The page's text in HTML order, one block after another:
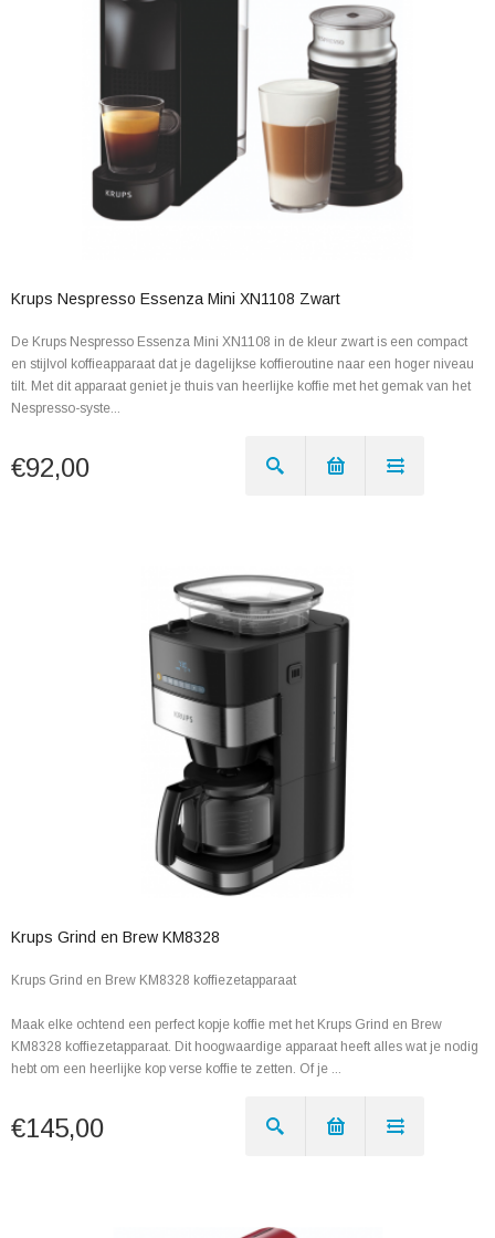
Krups Nespresso Essenza Mini XN1108 Zwart
De Krups Nespresso Essenza Mini XN1108 in de kleur zwart is een compact
en stijlvol koffieapparaat dat je dagelijkse koffieroutine naar een hoger niveau
tilt. Met dit apparaat geniet je thuis van heerlijke koffie met het gemak van het
Nespresso-syste...
€92,00
Krups Grind en Brew KM8328
Krups Grind en Brew KM8328 koffiezetapparaat
Maak elke ochtend een perfect kopje koffie met het Krups Grind en Brew
KM8328 koffiezetapparaat. Dit hoogwaardige apparaat heeft alles wat je nodig
hebt om een heerlijke kop verse koffie te zetten. Of je ...
€145,00